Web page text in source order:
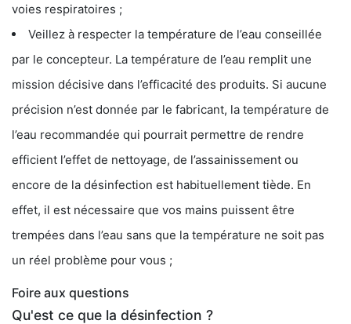
voies respiratoires ;
Veillez à respecter la température de l’eau conseillée
par le concepteur. La température de l’eau remplit une
mission décisive dans l’efficacité des produits. Si aucune
précision n’est donnée par le fabricant, la température de
l’eau recommandée qui pourrait permettre de rendre
efficient l’effet de nettoyage, de l’assainissement ou
encore de la désinfection est habituellement tiède. En
effet, il est nécessaire que vos mains puissent être
trempées dans l’eau sans que la température ne soit pas
un réel problème pour vous ;
Foire aux questions
Qu'est ce que la désinfection ?